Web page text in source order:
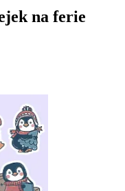
na ferie